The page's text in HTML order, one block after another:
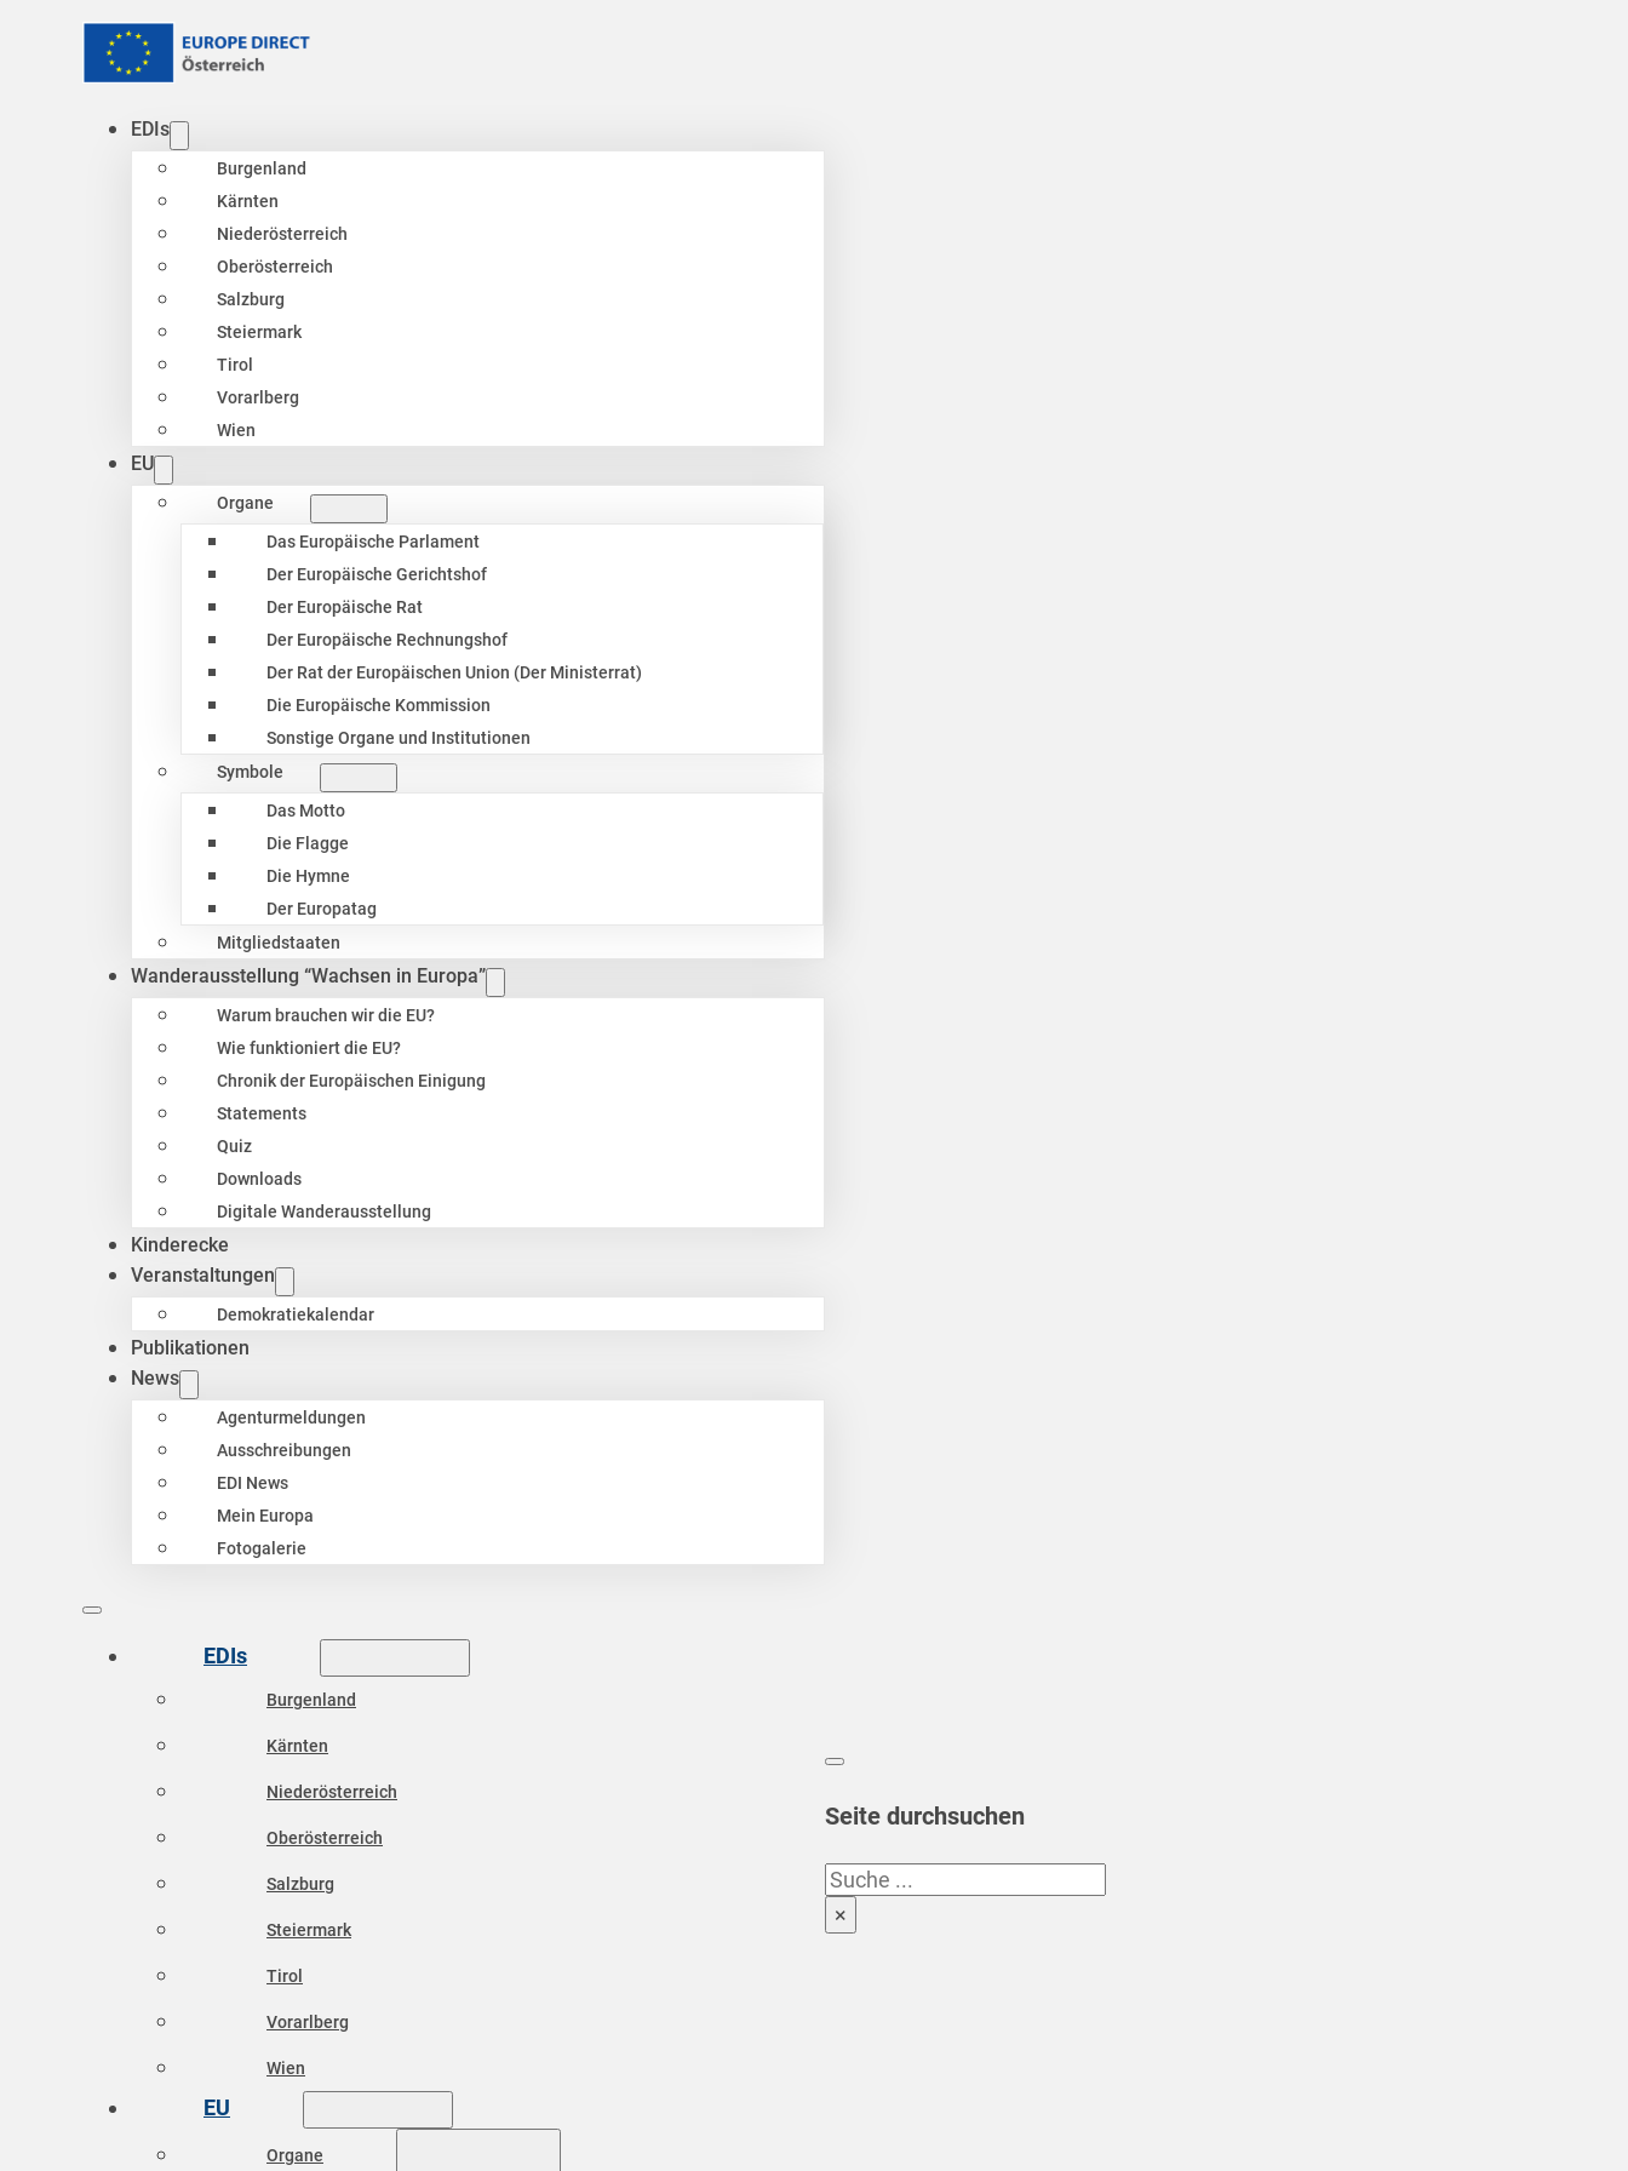
EDIs
Burgenland
Kärnten
Niederösterreich
Oberösterreich
Salzburg
Steiermark
Tirol
Vorarlberg
Wien
EU
Organe
Das Europäische Parlament
Der Europäische Gerichtshof
Der Europäische Rat
Der Europäische Rechnungshof
Der Rat der Europäischen Union (Der Ministerrat)
Die Europäische Kommission
Sonstige Organe und Institutionen
Symbole
Das Motto
Die Flagge
Die Hymne
Der Europatag
Mitgliedstaaten
Wanderausstellung “Wachsen in Europa”
Warum brauchen wir die EU?
Wie funktioniert die EU?
Chronik der Europäischen Einigung
Statements
Quiz
Downloads
Digitale Wanderausstellung
Kinderecke
Veranstaltungen
Demokratiekalendar
Publikationen
News
Agenturmeldungen
Ausschreibungen
EDI News
Mein Europa
Fotogalerie
EDIs
Burgenland
Kärnten
Niederösterreich
Oberösterreich
Salzburg
Steiermark
Tirol
Vorarlberg
Wien
EU
Organe
Seite durchsuchen
Suchen
×